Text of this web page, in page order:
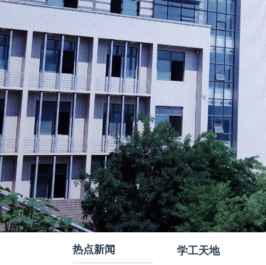
热点新闻 学工天地